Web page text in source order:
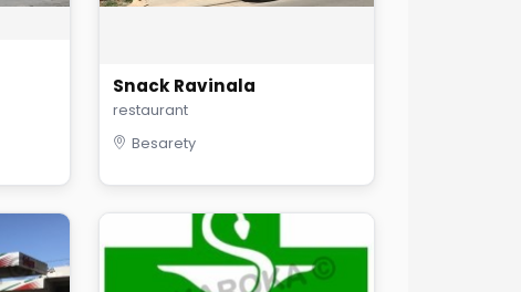
Snack Ravinala
restaurant
Besarety